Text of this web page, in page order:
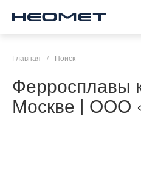
Главная / Поиск
Ферросплавы
Москве | ООО